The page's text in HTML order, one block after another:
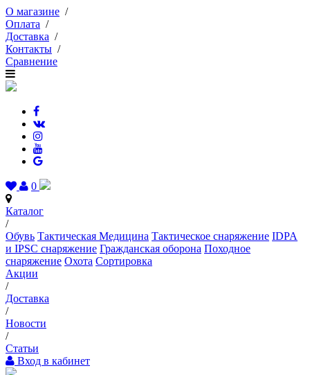
О магазине /
Оплата /
Доставка /
Контакты /
Сравнение
0
Каталог
/
Обувь Тактическая Медицина Тактическое снаряжение IDPA
и IPSC снаряжение Гражданская оборона Походное
снаряжение Охота Сортировка
Акции
/
Доставка
/
Новости
/
Статьи
Вход в кабинет